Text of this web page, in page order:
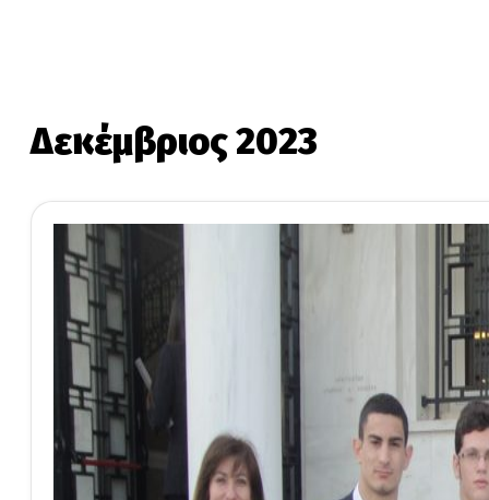
Δεκέμβριος 2023